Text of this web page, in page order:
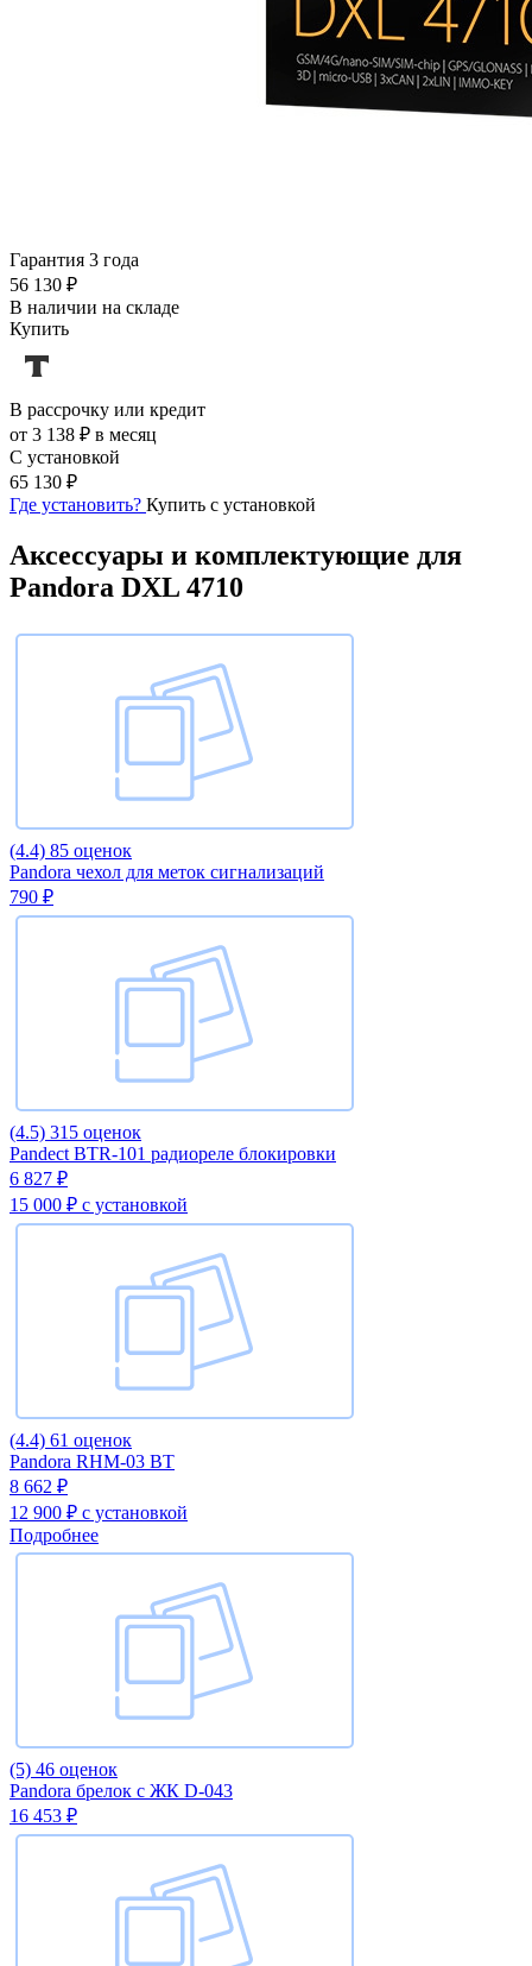
Гарантия 3 года
56 130 ₽
В наличии на складе
Купить
В рассрочку или кредит
от 3 138 ₽ в месяц
С установкой
65 130 ₽
Где установить? Купить с установкой
Аксессуары и комплектующие для
Pandora DXL 4710
(4.4) 85 оценок
Pandora чехол для меток сигнализаций
790 ₽
(4.5) 315 оценок
Pandect BTR-101 радиореле блокировки
6 827 ₽
15 000 ₽ с установкой
(4.4) 61 оценок
Pandora RHM-03 BT
8 662 ₽
12 900 ₽ с установкой
Подробнее
(5) 46 оценок
Pandora брелок с ЖК D-043
16 453 ₽